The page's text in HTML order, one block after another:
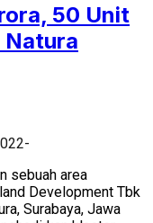
50 Unit
Natura
sebuah area
Development Tbk
Surabaya, Jawa